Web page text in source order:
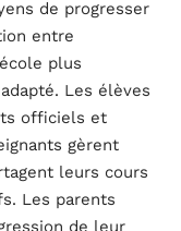
de progresser
entre
plus
Les élèves
officiels et
gèrent
leurs cours
Les parents
de leur